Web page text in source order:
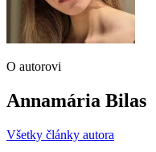
O autorovi
Annamária Bilas
Všetky články autora